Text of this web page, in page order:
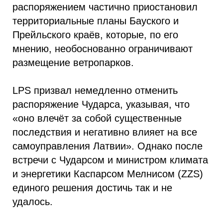
распоряжением частично приостановил
территориальные планы Бауского и
Прейльского краёв, которые, по его
мнению, необоснованно ограничивают
размещение ветропарков.
LPS призвал немедленно отменить
распоряжение Чударса, указывая, что
«оно влечёт за собой существенные
последствия и негативно влияет на все
самоуправления Латвии». Однако после
встречи с Чударсом и министром климата
и энергетики Каспарсом Мелнисом (ZZS)
единого решения достичь так и не
удалось.